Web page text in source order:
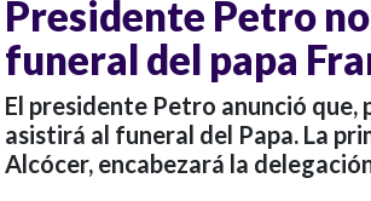
Presidente Petro
funeral del papa
El presidente Petro anunció que,
asistirá al funeral del Papa. La
Alcócer, encabezará la